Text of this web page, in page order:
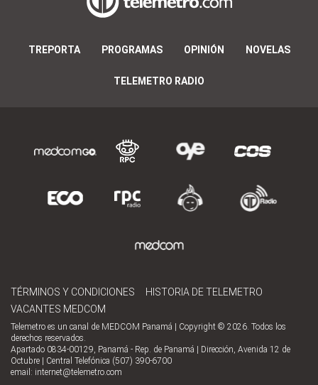
TREPORTA PROGRAMAS OPINIÓN NOVELAS
TELEMETRO RADIO
TÉRMINOS Y CONDICIONES
HISTORIA DE TELEMETRO
VACANTES MEDCOM
Telemetro es un canal de MEDCOM Panamá | Copyright © 2026. Todos los
derechos reservados.
Apartado 0834-00129, Panamá - Rep. de Panamá | Dirección, Avenida 12 de
Octubre | Central Telefónica (507) 390-6700
email: internet@telemetro.com